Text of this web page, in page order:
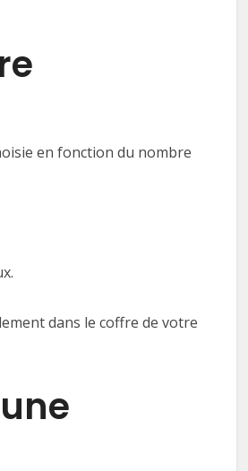
en fonction du nombre
dans le coffre de votre